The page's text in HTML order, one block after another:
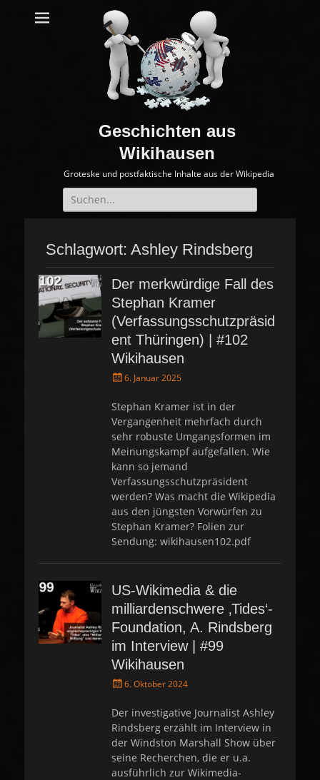
Geschichten aus
Wikihausen
Groteske und postfaktische Inhalte aus der Wikipedia
Suche
nach:
Schlagwort: Ashley Rindsberg
Der merkwürdige Fall des
Stephan Kramer
(Verfassungsschutzpräsid
ent Thüringen) | #102
Wikihausen
P
s
t
e
d
o
n
6. Januar 2025
Stephan Kramer ist in der
Vergangenheit mehrfach durch
sehr robuste Umgangsformen im
Meinungskampf aufgefallen. Wie
kann so jemand
Verfassungsschutzpräsident
werden? Was macht die Wikipedia
aus den jüngsten Vorwürfen zu
Stephan Kramer? Folien zur
Sendung: wikihausen102.pdf
US-Wikimedia & die
milliardenschwere ‚Tides‘-
Foundation, A. Rindsberg
im Interview | #99
Wikihausen
P
s
t
e
d
o
n
6. Oktober 2024
Der investigative Journalist Ashley
Rindsberg erzählt im Interview in
der Windston Marshall Show über
seine Recherchen, die er u.a.
ausführlich zur Wikimedia-